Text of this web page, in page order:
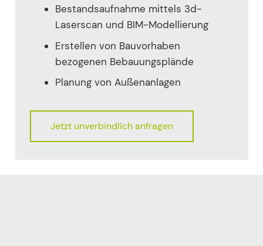
Bestandsaufnahme mittels 3d-
Laserscan und BIM-Modellierung
Erstellen von Bauvorhaben
bezogenen Bebauungsplände
Planung von Außenanlagen
Jetzt unverbindlich anfragen